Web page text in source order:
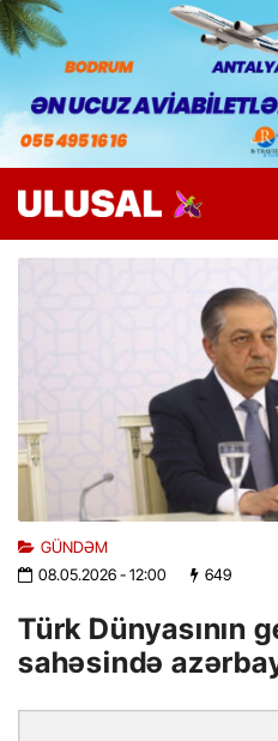
GÜNDƏM
08.05.2026- 12:00 649
Türk Dünyasının
sahəsində